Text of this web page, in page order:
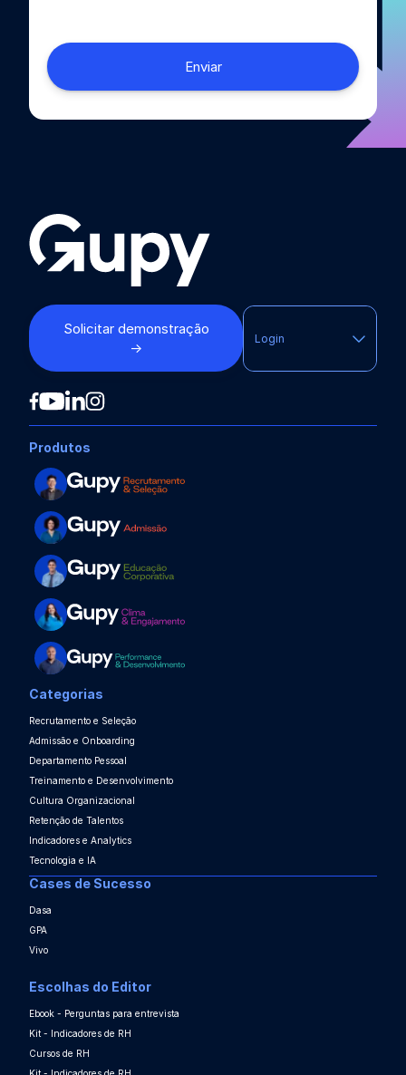
Solicitar demonstração
→
Login
Produtos
Categorias
Recrutamento e Seleção
Admissão e Onboarding
Departamento Pessoal
Treinamento e Desenvolvimento
Cultura Organizacional
Retenção de Talentos
Indicadores e Analytics
Tecnologia e IA
Cases de Sucesso
Dasa
GPA
Vivo
Escolhas do Editor
Ebook - Perguntas para entrevista
Kit - Indicadores de RH
Cursos de RH